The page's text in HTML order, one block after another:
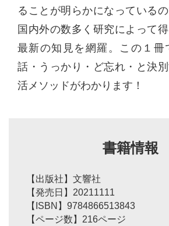
ることが明らかになっているの
国内外の数多く研究によって
最新の知見を網羅。この１冊
話・うっかり・ど忘れ・と決
活メソッドがわかります！
書籍情報
【出版社】文響社
【発売日】20211111
【ISBN】9784866513843
【ページ数】216ページ